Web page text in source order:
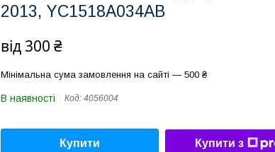
2013, YC1518A034AB
від 300 ₴
Мінімальна сума замовлення на сайті — 500 ₴
В наявності Код: 4056004
Купити Купити з